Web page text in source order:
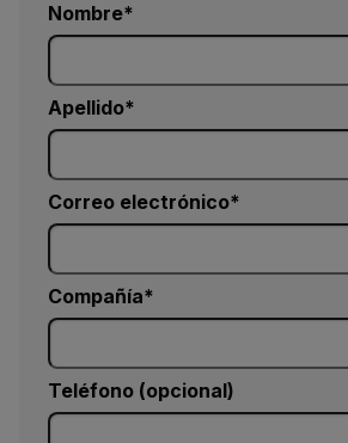
Nombre
Apellido
Correo electrónico
Compañía
Teléfono (opcional)